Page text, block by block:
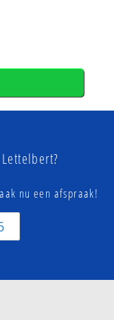
nu een afspraak!